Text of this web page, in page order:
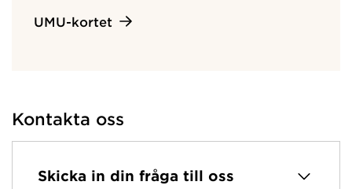
UMU-kortet
Kontakta oss
Skicka in din fråga till oss